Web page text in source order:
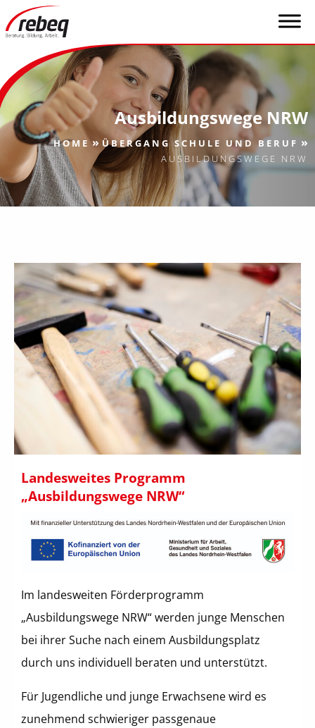
Ausbildungswege NRW
HOME» ÜBERGANG SCHULE UND BERUF »
AUSBILDUNGSWEGE NRW
Landesweites Programm
„Ausbildungswege NRW“
Im landesweiten Förderprogramm
„Ausbildungswege NRW“ werden junge Menschen
bei ihrer Suche nach einem Ausbildungsplatz
durch uns individuell beraten und unterstützt.
Für Jugendliche und junge Erwachsene wird es
zunehmend schwieriger passgenaue